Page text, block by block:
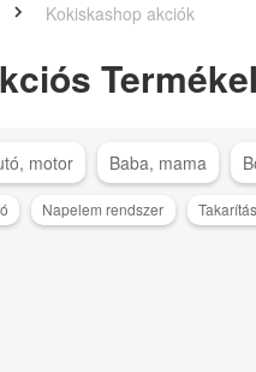
Kokiskashop akciók
motor Baba, mama
Napelem rendszer Takarítás